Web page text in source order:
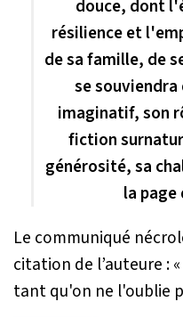
douce, dont
résilience et
de sa famille, de
se
imaginatif, son
fiction
générosité, sa
la page
Le communiqué
citation de l’auteure :
tant qu'on ne l'oublie